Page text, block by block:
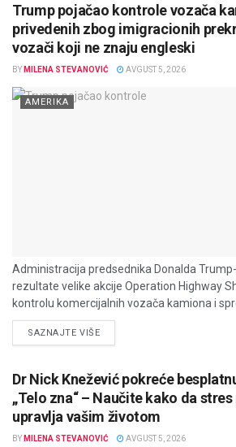
Trump pojačao kontrole vozača
privedenih zbog imigracionih
vozači koji ne znaju engleski
BY MILENA STEVANOVIĆ AVGUST 5, 2026
AMERIKA
Administracija predsednika Donalda
rezultate velike akcije Operation Highway
kontrolu komercijalnih vozača kamiona i
SAZNAJTE VIŠEDETAILS
Dr Nick Knežević pokreće
„Telo zna“ – Naučite kako da
upravlja vašim životom
BY MILENA STEVANOVIĆ AVGUST 5, 2026